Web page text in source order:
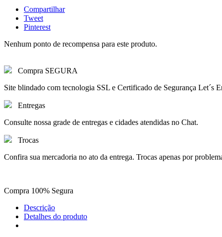
Compartilhar
Tweet
Pinterest
Nenhum ponto de recompensa para este produto.
Compra SEGURA
Site blindado com tecnologia SSL e Certificado de Segurança Let´s
Entregas
Consulte nossa grade de entregas e cidades atendidas no Chat.
Trocas
Confira sua mercadoria no ato da entrega. Trocas apenas por
Compra 100% Segura
Descrição
Detalhes do produto